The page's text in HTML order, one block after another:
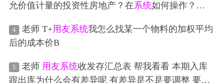
允价值计量的投资性房地产？在系统如何操作？是
房地产需要用卡片录入吗？
4 老师 T+用友系统我怎么找某一个物料的加权平均
后的成本价B
5 老师 用友系统收发存汇总表 帮我看看 本期入库
跟出库为什么会有差异呢 有差异是不是要调整 要如